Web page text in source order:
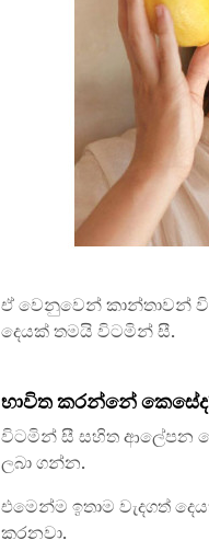
ඒ වෙනුවෙන් කාන්තාවන්
දෙයක් තමයි විටමින් සී.
භාවිත කරන්නේ
විටමින් සී සහිත ආලේපන
ලබා ගන්න.
එමෙන්ම ඉතාම වැදගත්
කරනවා.